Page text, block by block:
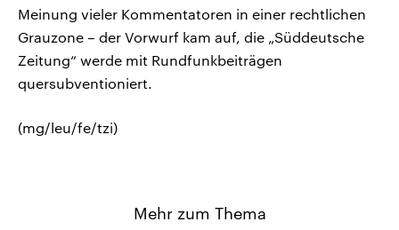
Meinung vieler Kommentatoren in einer rechtlichen
Grauzone – der Vorwurf kam auf, die „Süddeutsche
Zeitung“ werde mit Rundfunkbeiträgen
quersubventioniert.
(mg/leu/fe/tzi)
Mehr zum Thema